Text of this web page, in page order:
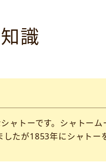
識
ャトーです。シャトーム
たが1853年にシャトー